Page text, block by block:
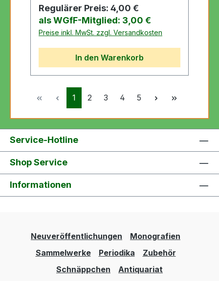
Regulärer Preis:
4,00 €
als WGfF-Mitglied: 3,00 €
Preise inkl. MwSt. zzgl. Versandkosten
In den Warenkorb
Seite
1 Seite
2 Seite
3 Seite
4 Seite
5
Service-Hotline
Shop Service
Informationen
Neuveröffentlichungen
Monografien
Sammelwerke
Periodika
Zubehör
Schnäppchen
Antiquariat